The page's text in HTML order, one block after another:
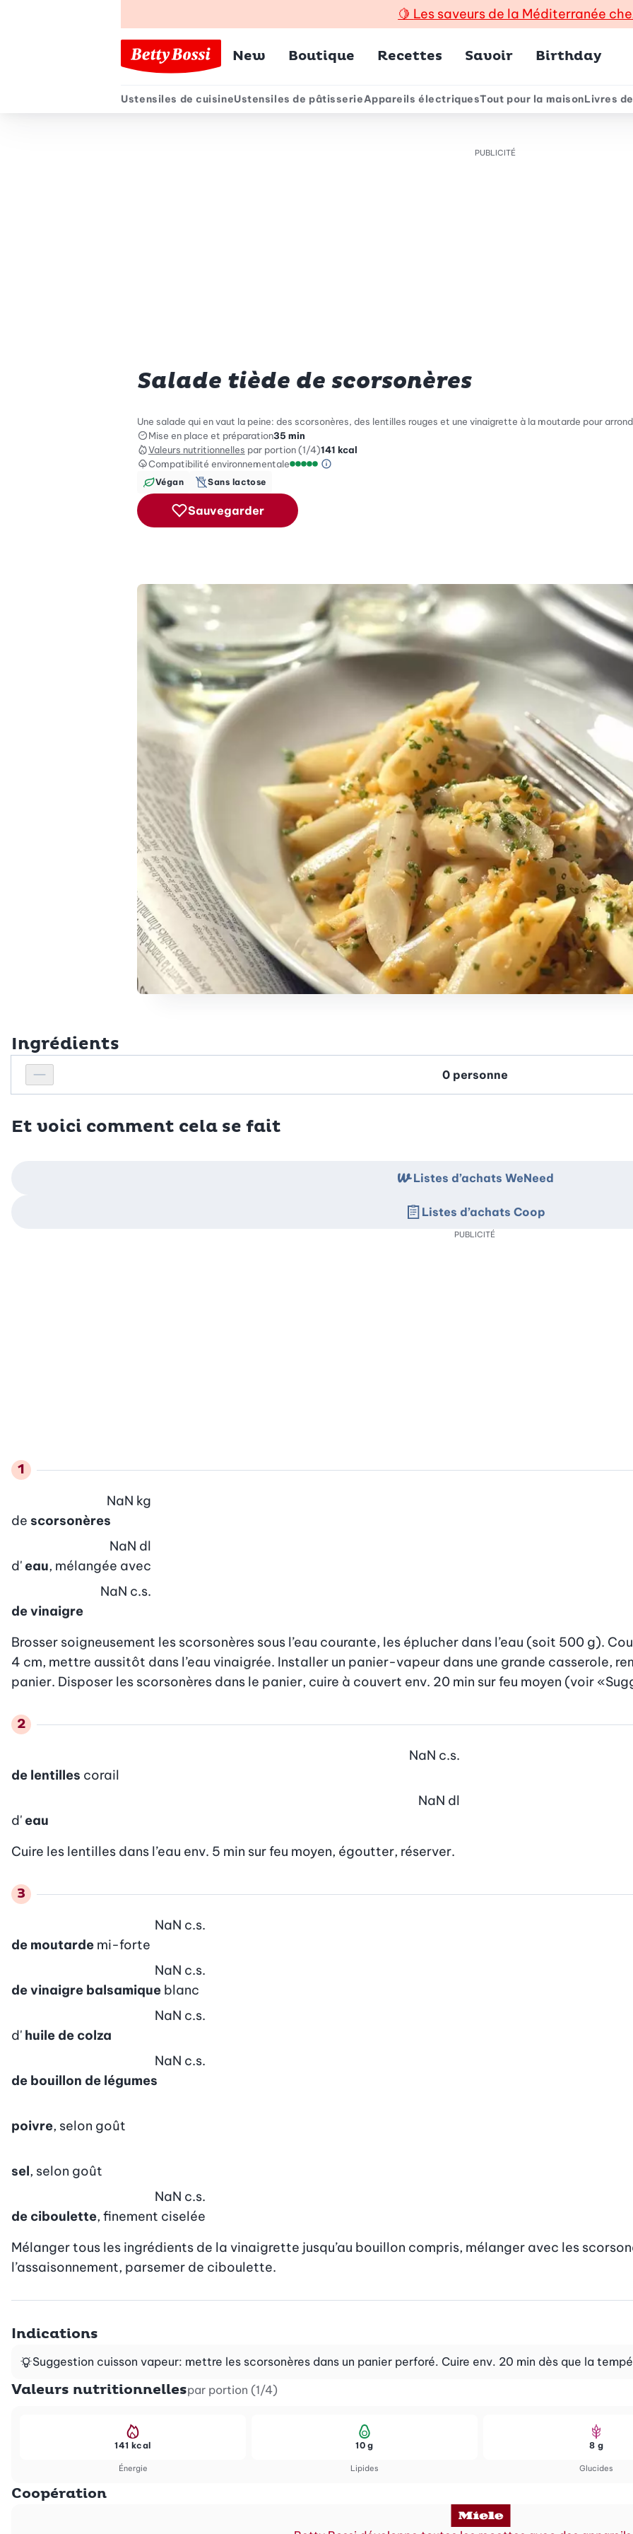
🍋 Les saveurs de la Méditerranée
Menu principal
New Boutique Recettes Savoir Birthday
Menu secondaire
Ustensiles de cuisineUstensiles de pâtisserieAppareils électriquesTout pour la maisonLivres
PUBLICITÉ
Salade tiède de scorsonères
Une salade qui en vaut la peine: des scorsonères, des lentilles rouges et une vinaigrette à la moutarde pour
Mise en place et préparation35 min
Valeurs nutritionnelles par portion (1/4)141 kcal
Compatibilité environnementale
Information sur l’échelle Green Betty
Végan Sans lactose
Sauvegarder
Ingrédients
Réduire le nombre de personnes
Personnes
Et voici comment cela se fait
de scorsonères
NaN kg
d' eau, mélangée avec
NaN dl
de vinaigre
NaN c.s.
Brosser soigneusement les scorsonères sous l’eau courante, les éplucher dans l’eau (soit 500 g).
4 cm, mettre aussitôt dans l’eau vinaigrée. Installer un panier-vapeur dans une grande casserole,
panier. Disposer les scorsonères dans le panier, cuire à couvert env. 20 min sur feu moyen (voir
de lentilles corail
NaN c.s.
d' eau
NaN dl
Cuire les lentilles dans l’eau env. 5 min sur feu moyen, égoutter, réserver.
de moutarde mi-forte
NaN c.s.
de vinaigre balsamique blanc
NaN c.s.
d' huile de colza
NaN c.s.
de bouillon de légumes
NaN c.s.
poivre, selon goût
sel, selon goût
de ciboulette, finement ciselée
NaN c.s.
Mélanger tous les ingrédients de la vinaigrette jusqu’au bouillon compris, mélanger avec les
l’assaisonnement, parsemer de ciboulette.
Listes d’achats WeNeed
Listes d’achats Coop
PUBLICITÉ
Indications
Suggestion cuisson vapeur: mettre les scorsonères dans un panier perforé. Cuire env. 20 min dès que la
Valeurs nutritionnellespar portion (1/4)
Énergie
141 kcal
Lipides
10 g
Glucides
8 g
Coopération